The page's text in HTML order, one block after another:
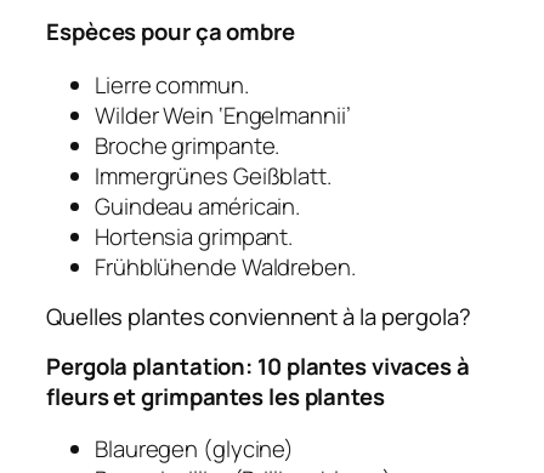
Espèces pour çaombre
Lierre commun.
Wilder Wein ‘Engelmannii’
Broche grimpante.
Immergrünes Geißblatt.
Guindeau américain.
Hortensia grimpant.
Frühblühende Waldreben.
Quelles plantes conviennent à la pergola?
Pergola plantation: 10 plantes vivaces à
fleurs et grimpantesles plantes
Blauregen (glycine)